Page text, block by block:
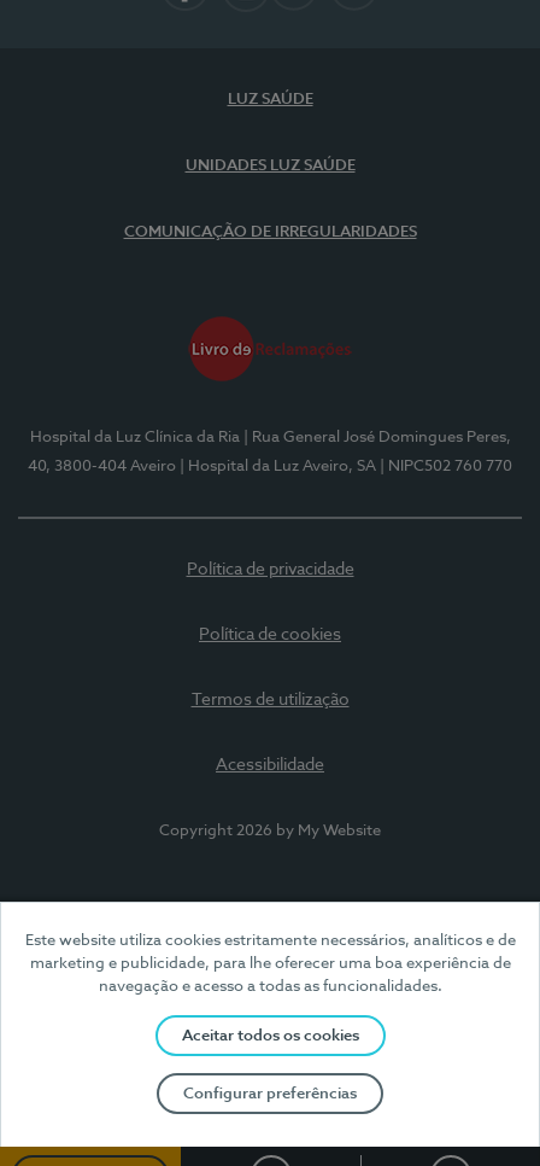
Este website utiliza cookies estritamente necessários, analíticos e de
marketing e publicidade, para lhe oferecer uma boa experiência de
navegação e acesso a todas as funcionalidades.
Aceitar todos os cookies
Configurar preferências
LUZ SAÚDE
UNIDADES LUZ SAÚDE
COMUNICAÇÃO DE IRREGULARIDADES
Hospital da Luz Clínica da Ria
| Rua General José Domingues Peres,
40, 3800-404 Aveiro
| Hospital da Luz Aveiro, SA | NIPC502 760 770
Política de privacidade
Política de cookies
Termos de utilização
Acessibilidade
Copyright 2026 by My Website